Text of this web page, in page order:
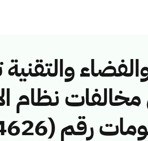
والتقنية
مخالفات نظام